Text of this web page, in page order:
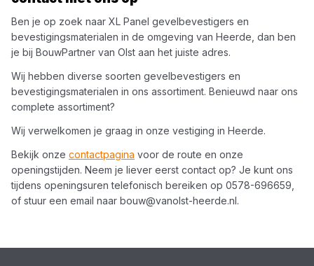
Ben je op zoek naar XL Panel gevelbevestigers en
bevestigingsmaterialen in de omgeving van Heerde , dan ben
je bij BouwPartner van Olst aan het juiste adres.
Wij hebben diverse soorten gevelbevestigers en
bevestigingsmaterialen in ons assortiment. Benieuwd naar ons
complete assortiment?
Wij verwelkomen je graag in onze vestiging in Heerde.
Bekijk onze contactpagina voor de route en onze
openingstijden. Neem je liever eerst contact op? Je kunt ons
tijdens openingsuren telefonisch bereiken op 0578-696659
of stuur een email naar bouw@vanolst-heerde.nl.